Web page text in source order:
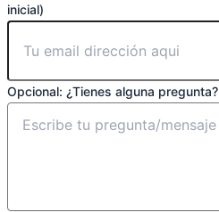
inicial)
Opcional: ¿Tienes alguna pregunta?